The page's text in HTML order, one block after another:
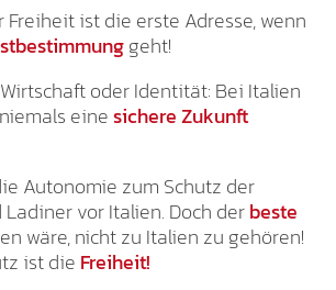
ist die erste Adresse, wenn
geht!
Wirtschaft oder Identität: Bei Italien
einesichere Zukunft
Autonomie zum Schutz der
vor Italien. Doch derbeste
wäre, nicht zu Italien zu gehören!
ist die Freiheit!